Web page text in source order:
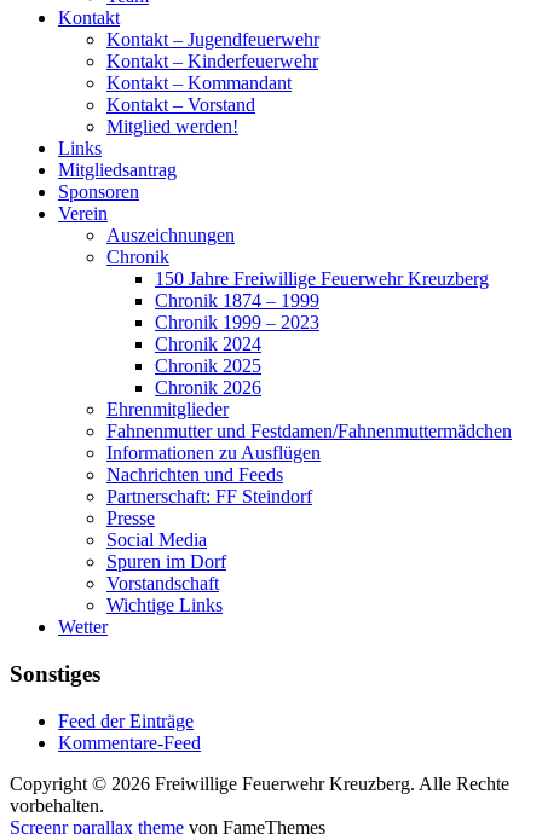
Kontakt
Kontakt – Jugendfeuerwehr
Kontakt – Kinderfeuerwehr
Kontakt – Kommandant
Kontakt – Vorstand
Mitglied werden!
Links
Mitgliedsantrag
Sponsoren
Verein
Auszeichnungen
Chronik
150 Jahre Freiwillige Feuerwehr Kreuzberg
Chronik 1874 – 1999
Chronik 1999 – 2023
Chronik 2024
Chronik 2025
Chronik 2026
Ehrenmitglieder
Fahnenmutter und Festdamen/Fahnenmuttermädchen
Informationen zu Ausflügen
Nachrichten und Feeds
Partnerschaft: FF Steindorf
Presse
Social Media
Spuren im Dorf
Vorstandschaft
Wichtige Links
Wetter
Sonstiges
Feed der Einträge
Kommentare-Feed
Copyright © 2026 Freiwillige Feuerwehr Kreuzberg. Alle Rechte
vorbehalten.
Screenr parallax theme von FameThemes